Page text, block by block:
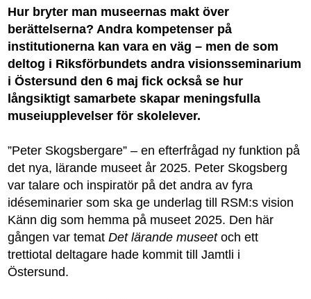
Hur bryter man museernas makt över
berättelserna? Andra kompetenser på
institutionerna kan vara en väg – men de som
deltog i Riksförbundets andra visionsseminarium
i Östersund den 6 maj fick också se hur
långsiktigt samarbete skapar meningsfulla
museiupplevelser för skolelever.
”Peter Skogsbergare” – en efterfrågad ny funktion på
det nya, lärande museet år 2025. Peter Skogsberg
var talare och inspiratör på det andra av fyra
idéseminarier som ska ge underlag till RSM:s vision
Känn dig som hemma på museet 2025. Den här
gången var tematDet lärande museetoch ett
trettiotal deltagare hade kommit till Jamtli i
Östersund.